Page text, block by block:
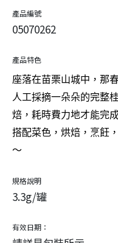
產品編號
05070262
產品特色
座落在苗栗山城中，那
人工採摘一朵朵的完整
焙，耗時費力地才能完
搭配菜色，烘焙，烹飪
～
規格說明
3.3g/罐
有效日期：